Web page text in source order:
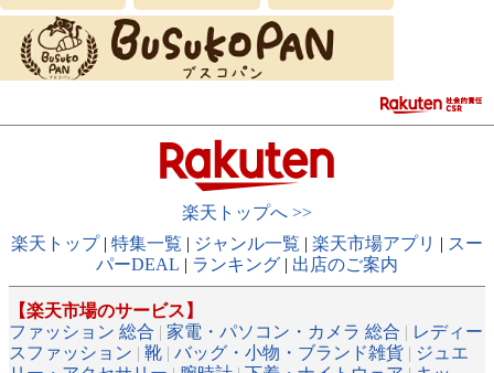
楽天トップへ >>
楽天トップ| 特集一覧 | ジャンル一覧 | 楽天市場アプリ | スー
パーDEAL | ランキング | 出店のご案内
【楽天市場のサービス】
ファッション 総合 | 家電・パソコン・カメラ 総合 | レディー
スファッション | 靴 | バッグ・小物・ブランド雑貨 | ジュエ